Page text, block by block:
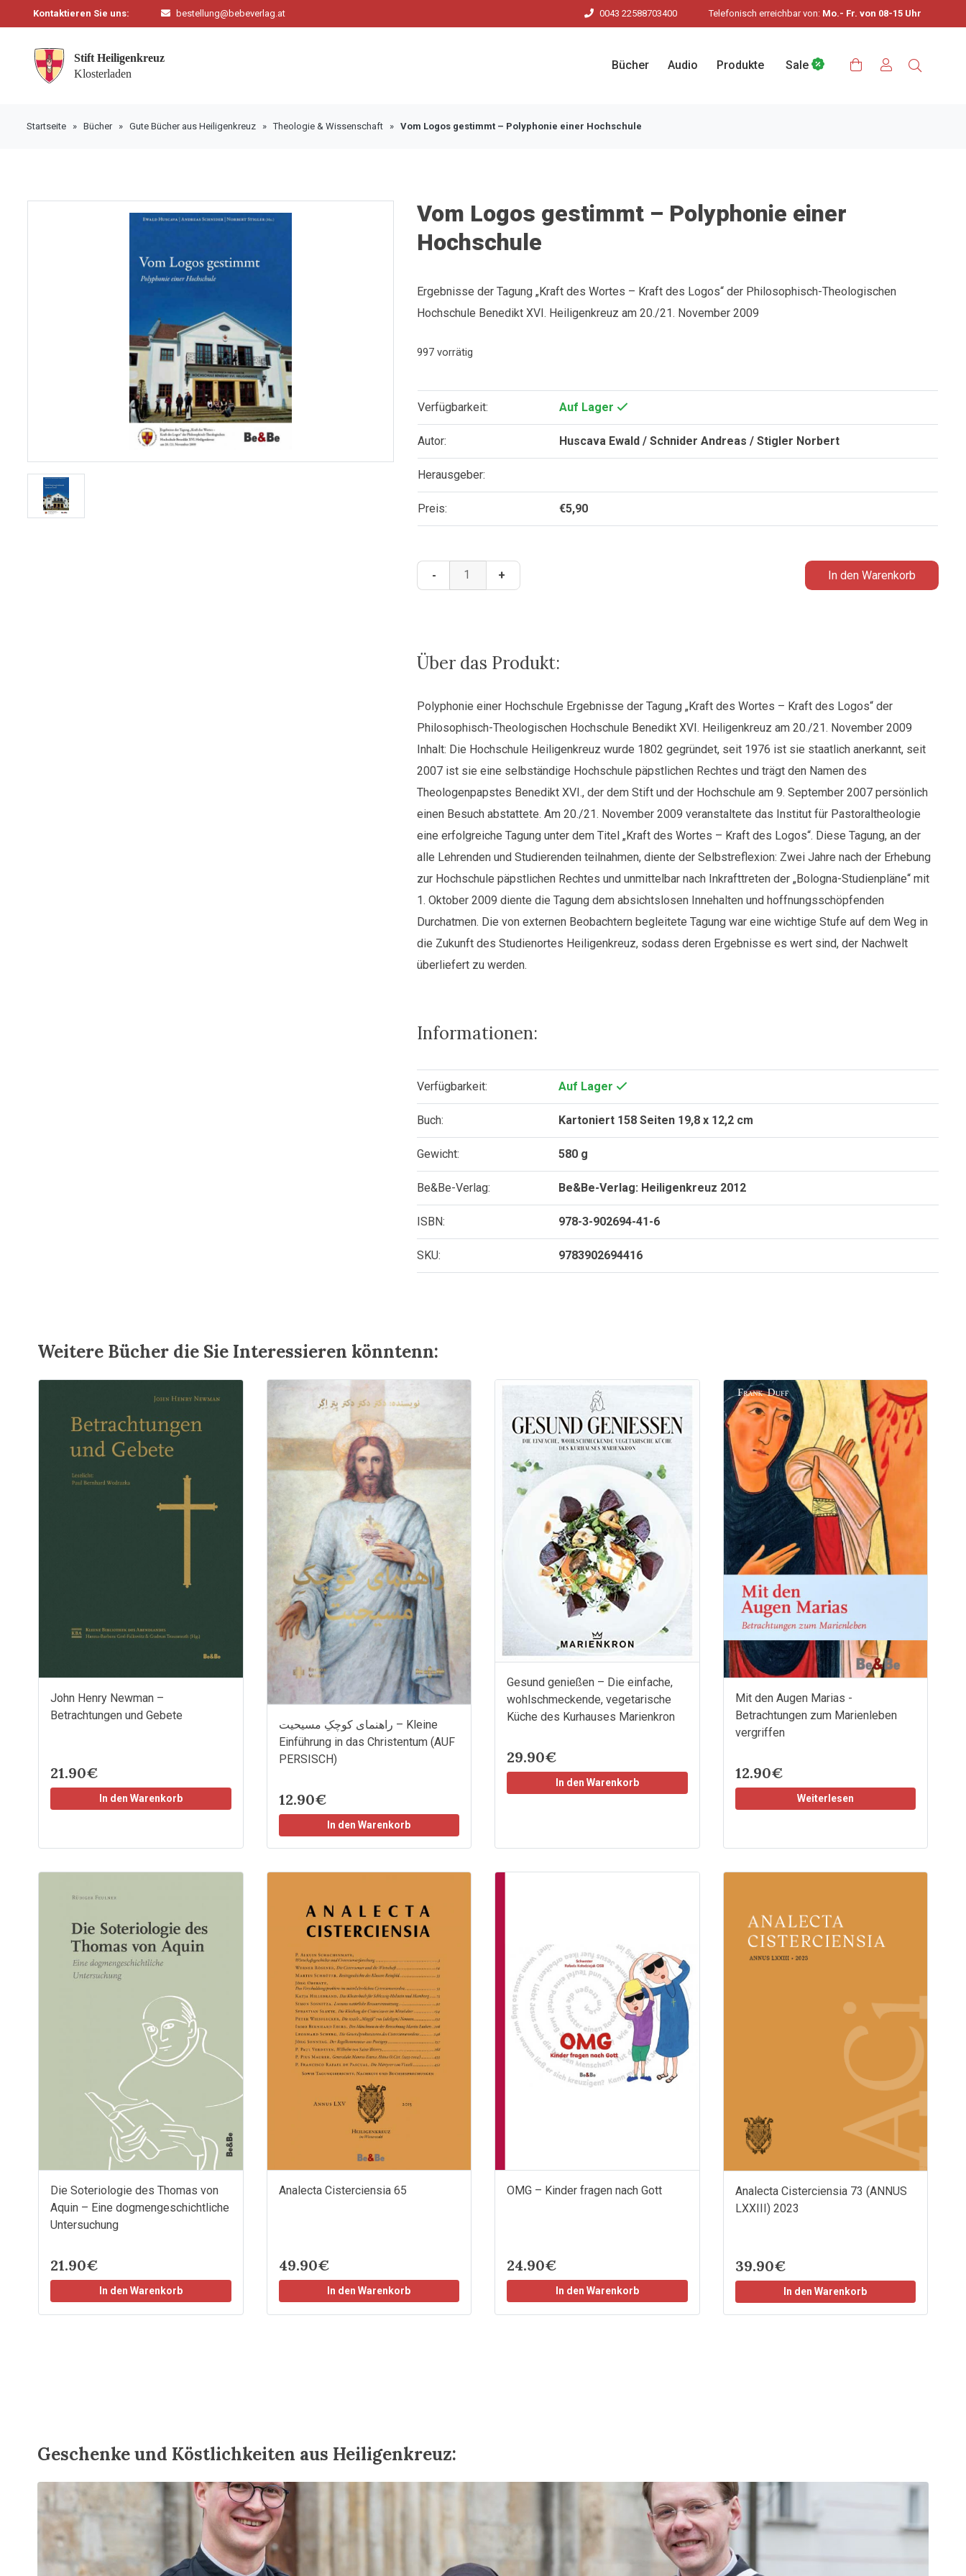
Kontaktieren Sie uns: bestellung@bebeverlag.at 0043 22588703400 Telefonisch erreichbar von: Mo.- Fr. von 08-15 Uhr
Bücher Audio Produkte Sale
Startseite » Bücher» Gute Bücher aus Heiligenkreuz »Theologie & Wissenschaft » Vom Logos gestimmt – Polyphonie einer Hochschule
Vom Logos gestimmt – Polyphonie einer
Hochschule
Ergebnisse der Tagung „Kraft des Wortes – Kraft des Logos“ der Philosophisch-Theologischen
Hochschule Benedikt XVI. Heiligenkreuz am 20./21. November 2009
997 vorrätig
Verfügbarkeit: Auf Lager
Autor: Huscava Ewald / Schnider Andreas / Stigler Norbert
Herausgeber:
Preis: €5,90
-
Vom
einer
Hochschule
+ In den Warenkorb
Über das Produkt:
Polyphonie einer Hochschule Ergebnisse der Tagung „Kraft des Wortes – Kraft des Logos“ der
Philosophisch-Theologischen Hochschule Benedikt XVI. Heiligenkreuz am 20./21. November 2009
Inhalt: Die Hochschule Heiligenkreuz wurde 1802 gegründet, seit 1976 ist sie staatlich anerkannt, seit
2007 ist sie eine selbständige Hochschule päpstlichen Rechtes und trägt den Namen des
Theologenpapstes Benedikt XVI., der dem Stift und der Hochschule am 9. September 2007 persönlich
einen Besuch abstattete. Am 20./21. November 2009 veranstaltete das Institut für Pastoraltheologie
eine erfolgreiche Tagung unter dem Titel „Kraft des Wortes – Kraft des Logos“. Diese Tagung, an der
alle Lehrenden und Studierenden teilnahmen, diente der Selbstreflexion: Zwei Jahre nach der Erhebung
zur Hochschule päpstlichen Rechtes und unmittelbar nach Inkrafttreten der „Bologna-Studienpläne“ mit
1. Oktober 2009 diente die Tagung dem absichtslosen Innehalten und hoffnungsschöpfenden
Durchatmen. Die von externen Beobachtern begleitete Tagung war eine wichtige Stufe auf dem Weg in
die Zukunft des Studienortes Heiligenkreuz, sodass deren Ergebnisse es wert sind, der Nachwelt
überliefert zu werden.
Informationen:
Verfügbarkeit: Auf Lager
Buch: Kartoniert 158 Seiten 19,8 x 12,2 cm
Gewicht: 580 g
Be&Be-Verlag: Be&Be-Verlag: Heiligenkreuz 2012
ISBN: 978-3-902694-41-6
SKU: 9783902694416
Weitere Bücher die Sie Interessieren könntenn:
John Henry Newman –
Betrachtungen und Gebete
21.90€
In den Warenkorb
راهنمای کوچکِ مسیحیت – Kleine
Einführung in das Christentum (AUF
PERSISCH)
12.90€
In den Warenkorb
Gesund genießen – Die einfache,
wohlschmeckende, vegetarische
Küche des Kurhauses Marienkron
29.90€
In den Warenkorb
Mit den Augen Marias -
Betrachtungen zum Marienleben
vergriffen
12.90€
Weiterlesen
Die Soteriologie des Thomas von
Aquin – Eine dogmengeschichtliche
Untersuchung
21.90€
In den Warenkorb
Analecta Cisterciensia 65
49.90€
In den Warenkorb
OMG – Kinder fragen nach Gott
24.90€
In den Warenkorb
Analecta Cisterciensia 73 (ANNUS
LXXIII) 2023
39.90€
In den Warenkorb
Geschenke und Köstlichkeiten aus Heiligenkreuz: